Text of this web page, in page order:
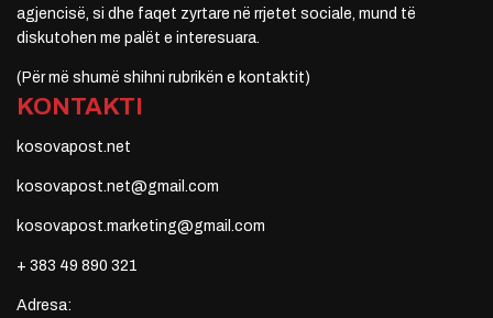
agjencisë, si dhe faqet zyrtare në rrjetet sociale, mund të
diskutohen me palët e interesuara.
(Për më shumë shihni rubrikën e kontaktit)
KONTAKTI
kosovapost.net
kosovapost.net@gmail.com
kosovapost.marketing@gmail.com
+ 383 49 890 321
Adresa: